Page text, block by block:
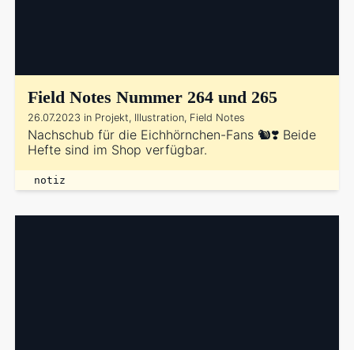
Field Notes Nummer 264 und 265
26.07.2023 in Projekt, Illustration, Field Notes
Nachschub für die Eichhörnchen-Fans 🐿️❣️ Beide
Hefte sind im Shop verfügbar.
notiz